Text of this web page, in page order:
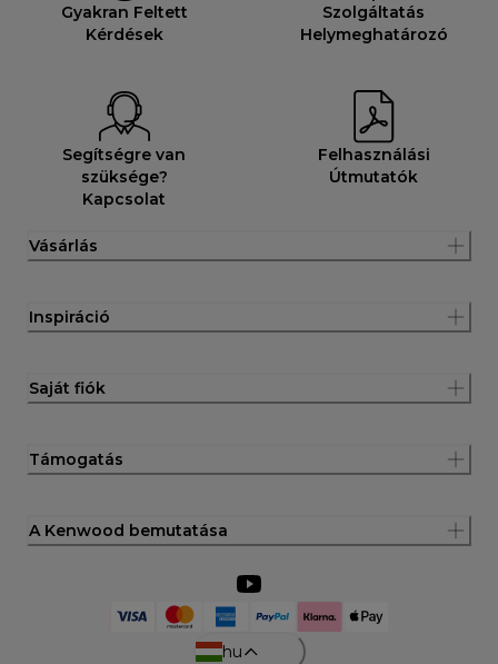
Gyakran Feltett
Kérdések
Szolgáltatás
Helymeghatározó
Segítségre van
szüksége?
Kapcsolat
Felhasználási
Útmutatók
Vásárlás
Inspiráció
Saját fiók
Támogatás
A Kenwood bemutatása
hu